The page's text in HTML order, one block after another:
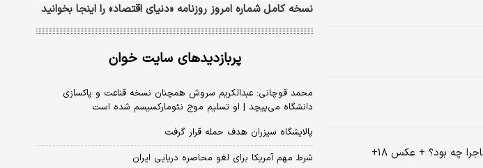
چه بود؟ + عکس ۱۸+
نسخه کامل شماره امروز روزنامه «دنیای‌ اقتصاد» را اینجا بخوانید
پربازدیدهای سایت خوان
محمد قوچانی: عبدالکریم سروش همچنان نسخه قناعت و پاکسازی
دانشگاه می‌پیچد | او تسلیم موج نئومارکسیسم شده است
پالایشگاه سیزران هدف حمله قرار گرفت
شرط مهم آمریکا برای لغو محاصره دریایی ایران